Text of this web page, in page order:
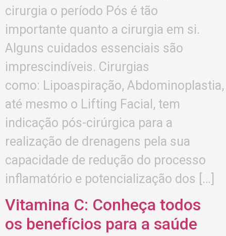
cirurgia o período Pós é tão
importante quanto a cirurgia em si.
Alguns cuidados essenciais são
imprescindíveis. Cirurgias
como: Lipoaspiração,
até mesmo o Lifting Facial, tem
indicação pós-cirúrgica para a
realização de drenagens pela sua
capacidade de redução do processo
inflamatório e potencialização dos […]
Vitamina C: Conheça todos
os benefícios para a saúde